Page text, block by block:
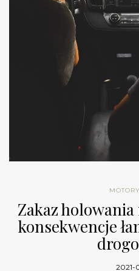
Zakaz
konsekwencje
2021-